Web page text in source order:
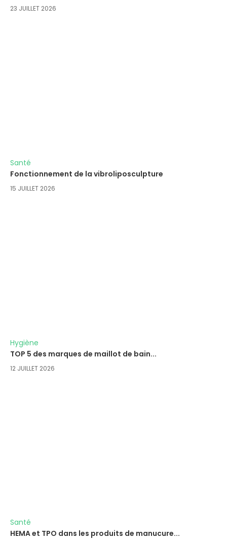
23 JUILLET 2026
Santé
Fonctionnement de la vibroliposculpture
15 JUILLET 2026
Hygiène
TOP 5 des marques de maillot de bain...
12 JUILLET 2026
Santé
HEMA et TPO dans les produits de manucure...